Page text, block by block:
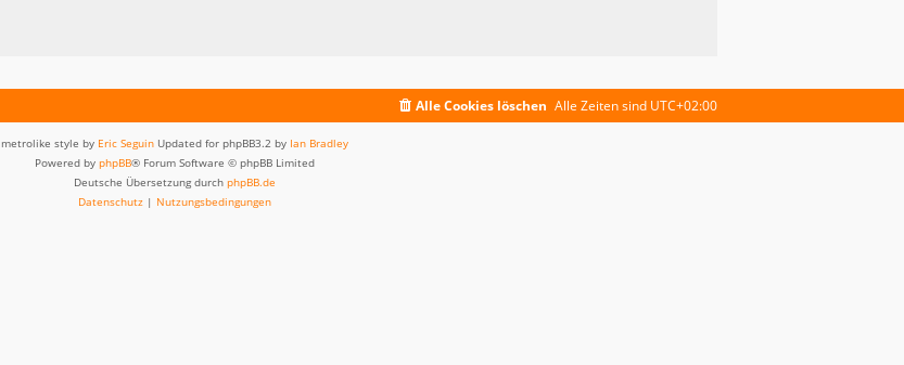
Alle Zeiten sind UTC+02:00
Alle Cookies löschen
metrolike style by Eric Seguin Updated for phpBB3.2 by Ian Bradley
Powered by phpBB® Forum Software © phpBB Limited
Deutsche Übersetzung durch phpBB.de
Datenschutz | Nutzungsbedingungen